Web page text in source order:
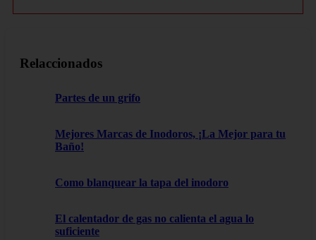
Relaccionados
Partes de un grifo
Mejores Marcas de Inodoros, ¡La Mejor para tu
Baño!
Como blanquear la tapa del inodoro
El calentador de gas no calienta el agua lo
suficiente